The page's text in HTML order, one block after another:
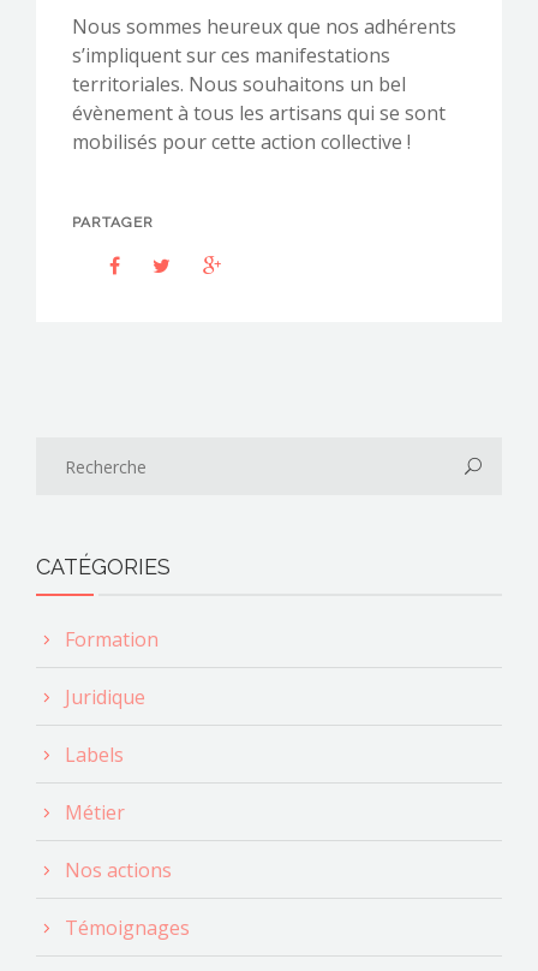
Nous sommes heureux que nos adhérents
s’impliquent sur ces manifestations
territoriales. Nous souhaitons un bel
évènement à tous les artisans qui se sont
mobilisés pour cette action collective !
PARTAGER
CATÉGORIES
Formation
Juridique
Labels
Métier
Nos actions
Témoignages